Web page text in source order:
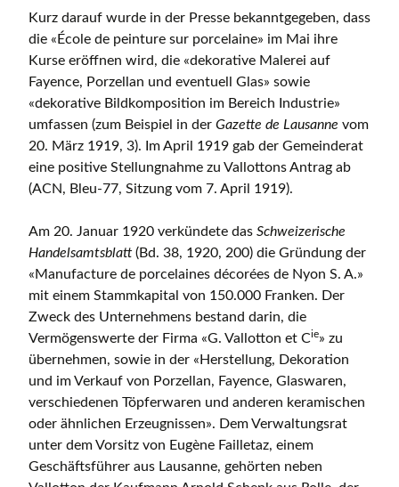
Kurz darauf wurde in der Presse bekanntgegeben, dass
die «École de peinture sur porcelaine» im Mai ihre
Kurse eröffnen wird, die «dekorative Malerei auf
Fayence, Porzellan und eventuell Glas» sowie
«dekorative Bildkomposition im Bereich Industrie»
umfassen (zum Beispiel in der Gazette de Lausanne vom
20. März 1919, 3). Im April 1919 gab der Gemeinderat
eine positive Stellungnahme zu Vallottons Antrag ab
(ACN, Bleu-77, Sitzung vom 7. April 1919).
Am 20. Januar 1920 verkündete das Schweizerische
Handelsamtsblatt(Bd. 38, 1920, 200) die Gründung der
«Manufacture de porcelaines décorées de Nyon S. A.»
mit einem Stammkapital von 150.000 Franken. Der
Zweck des Unternehmens bestand darin, die
Vermögenswerte der Firma «G. Vallotton et Cie» zu
übernehmen, sowie in der «Herstellung, Dekoration
und im Verkauf von Porzellan, Fayence, Glaswaren,
verschiedenen Töpferwaren und anderen keramischen
oder ähnlichen Erzeugnissen». Dem Verwaltungsrat
unter dem Vorsitz von Eugène Failletaz, einem
Geschäftsführer aus Lausanne, gehörten neben